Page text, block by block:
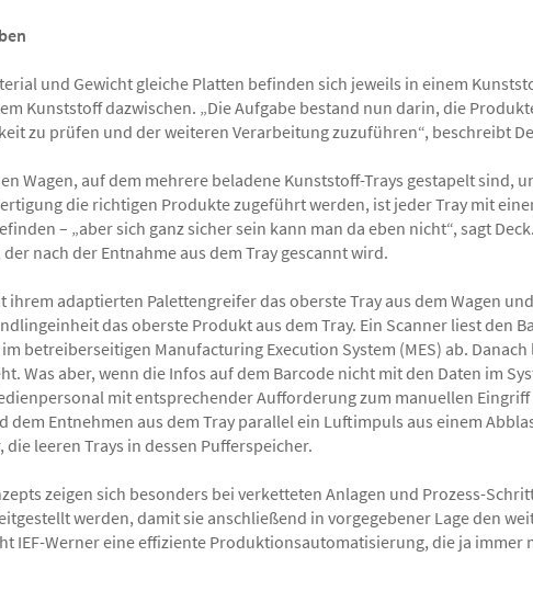
und Gewicht gleiche Platten befinden sich jeweils in einem
Kunststoff dazwischen. „Die Aufgabe bestand nun darin, die
zu prüfen und der weiteren Verarbeitung zuzuführen“, beschreibt
Wagen, auf dem mehrere beladene Kunststoff-Trays gestapelt sind,
die richtigen Produkte zugeführt werden, ist jeder Tray mit
– „aber sich ganz sicher sein kann man da eben nicht“, sagt
nach der Entnahme aus dem Tray gescannt wird.
ihrem adaptierten Palettengreifer das oberste Tray aus dem Wagen
das oberste Produkt aus dem Tray. Ein Scanner liest den
betreiberseitigen Manufacturing Execution System (MES) ab.
Was aber, wenn die Infos auf dem Barcode nicht mit den Daten im
mit entsprechender Aufforderung zum manuellen
dem Entnehmen aus dem Tray parallel ein Luftimpuls aus einem
leeren Trays in dessen Pufferspeicher.
zeigen sich besonders bei verketteten Anlagen und Prozess-
werden, damit sie anschließend in vorgegebener Lage den
IEF-Werner eine effiziente Produktionsautomatisierung, die ja